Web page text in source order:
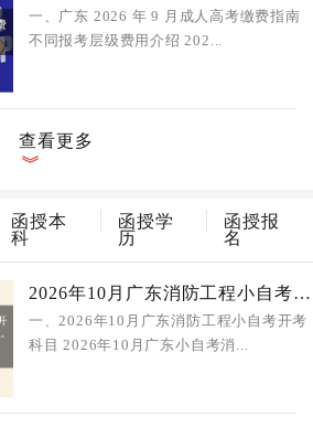
一、广东 2026 年 9 月成人高考缴费指南
不同报考层级费用介绍 202...
查看更多
函授本
科
函授学
历
函授报
名
2026年10月广东消防工程小自考开考科
一、2026年10月广东消防工程小自考开考
科目 2026年10月广东小自考消...